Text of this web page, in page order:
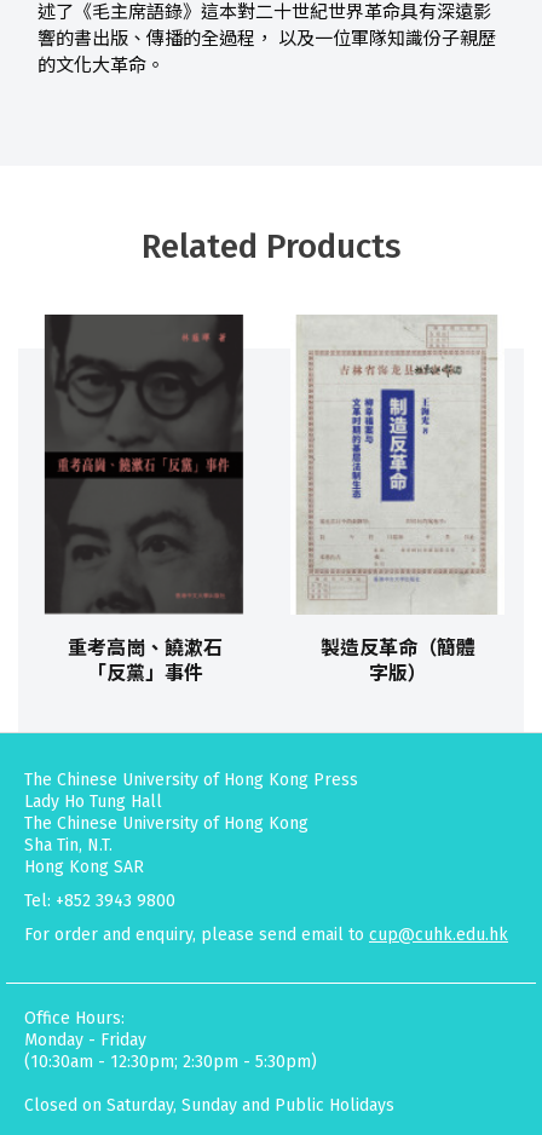
述了《毛主席語錄》這本對二十世紀世界革命具有深遠影
響的書出版、傳播的全過程， 以及一位軍隊知識份子親歷
的文化大革命。
Related Products
重考高崗、饒漱石
「反黨」事件
製造反革命（簡體
字版）
The Chinese University of Hong Kong Press
Lady Ho Tung Hall
The Chinese University of Hong Kong
Sha Tin, N.T.
Hong Kong SAR
Tel: +852 3943 9800
For order and enquiry, please send email to cup@cuhk.edu.hk
Office Hours:
Monday - Friday
(10:30am - 12:30pm; 2:30pm - 5:30pm)
Closed on Saturday, Sunday and Public Holidays